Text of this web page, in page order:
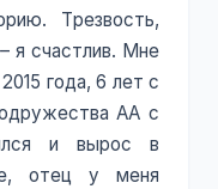
Трезвость,
я счастлив. Мне
года, 6 лет с
АА с
и вырос в
отец у меня